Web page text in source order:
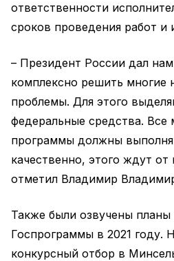
ответственности
сроков проведения работ и
– Президент России дал
комплексно решить многие
проблемы. Для этого
федеральные средства. Все
программы должны
качественно, этого ждут
отметил Владимир
Также были озвучены планы
Госпрограммы в 2021 году.
конкурсный отбор в